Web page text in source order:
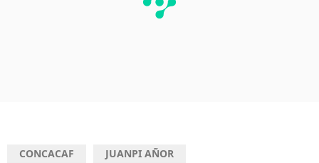
CONCACAF
JUANPI AÑOR